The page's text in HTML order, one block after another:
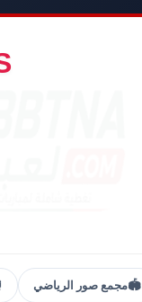
🏟️مجمع صور الرياضي